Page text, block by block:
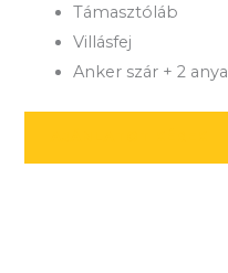
Támasztóláb
Villásfej
Anker szár + 2 anya